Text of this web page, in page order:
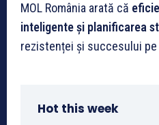
MOL România arată că
inteligente și planificarea
rezistenței și succesului
Hot this week